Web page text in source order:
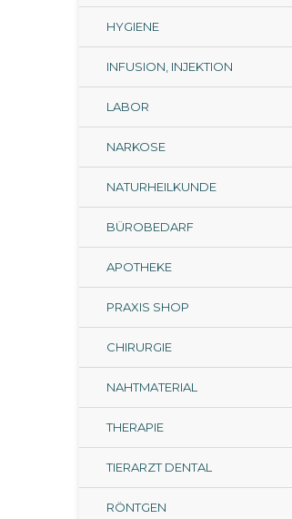
HYGIENE
INFUSION, INJEKTION
LABOR
NARKOSE
NATURHEILKUNDE
BÜROBEDARF
APOTHEKE
PRAXIS SHOP
CHIRURGIE
NAHTMATERIAL
THERAPIE
TIERARZT DENTAL
RÖNTGEN